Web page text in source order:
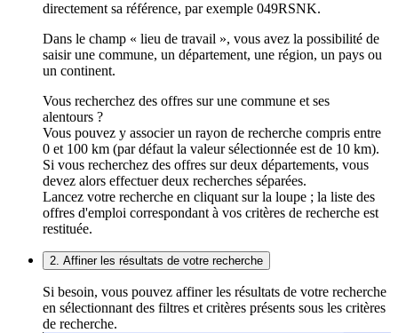
directement sa référence, par exemple 049RSNK.
Dans le champ « lieu de travail », vous avez la possibilité de
saisir une commune, un département, une région, un pays ou
un continent.
Vous recherchez des offres sur une commune et ses
alentours ?
Vous pouvez y associer un rayon de recherche compris entre
0 et 100 km (par défaut la valeur sélectionnée est de 10 km).
Si vous recherchez des offres sur deux départements, vous
devez alors effectuer deux recherches séparées.
Lancez votre recherche en cliquant sur la loupe ; la liste des
offres d'emploi correspondant à vos critères de recherche est
restituée.
2. Affiner les résultats de votre recherche
Si besoin, vous pouvez affiner les résultats de votre recherche
en sélectionnant des filtres et critères présents sous les critères
de recherche.